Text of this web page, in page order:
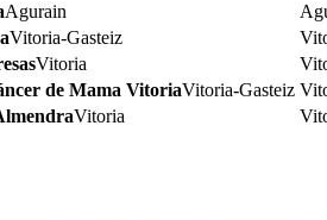
Agurain
Vitoria-Gasteiz
Vitoria
de Mama VitoriaVitoria-Gasteiz
Vitoria